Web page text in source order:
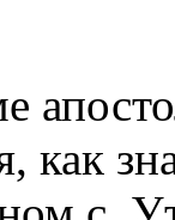
как